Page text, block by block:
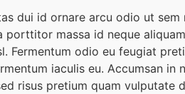
dui id ornare arcu odio ut
massa id neque
Fermentum odio eu feugiat
iaculis eu. Accumsan in
risus pretium quam vulputate